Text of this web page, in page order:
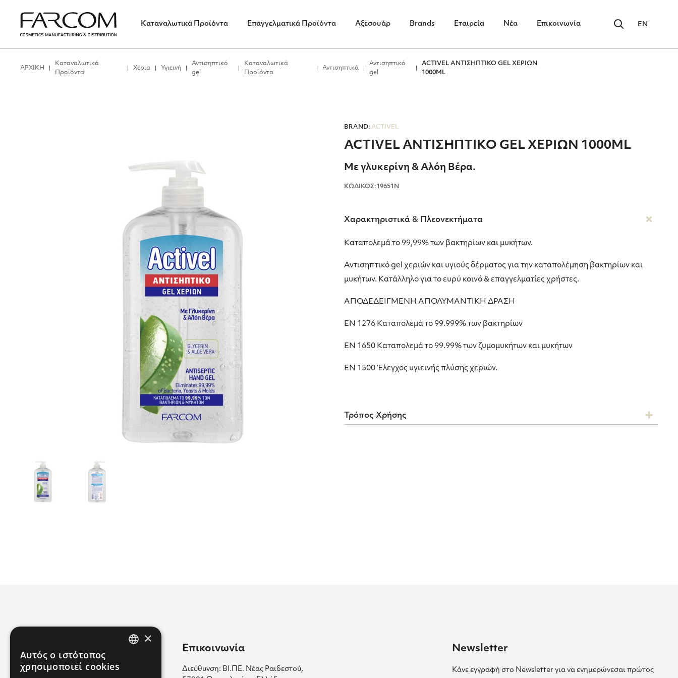
Καταναλωτικά Προϊόντα Επαγγελματικά Προϊόντα Αξεσουάρ Brands Εταιρεία Νέα Επικοινωνία EN
ΑΡΧΙΚΗ
Καταναλωτικά
Προϊόντα
Χέρια Υγιεινή
Αντισηπτικό
gel
Καταναλωτικά
Προϊόντα
Αντισηπτικά
Αντισηπτικό
gel
ACTIVEL ΑΝΤΙΣΗΠΤΙΚΟ GEL ΧΕΡΙΩΝ
1000ML
BRAND: ACTIVEL
ACTIVEL ΑΝΤΙΣΗΠΤΙΚΟ GEL ΧΕΡΙΩΝ 1000ML
Με γλυκερίνη & Αλόη Βέρα.
ΚΩΔΙΚΟΣ:19651Ν
Χαρακτηριστικά & Πλεονεκτήματα
Καταπολεμά το 99,99% των βακτηρίων και μυκήτων.
Αντισηπτικό gel χεριών και υγιούς δέρματος για την καταπολέμηση βακτηρίων και
μυκήτων. Κατάλληλο για το ευρύ κοινό & επαγγελματίες χρήστες.
ΑΠΟΔΕΔΕΙΓΜΕΝΗ ΑΠΟΛΥΜΑΝΤΙΚΗ ΔΡΑΣΗ
ΕΝ 1276 Καταπολεμά το 99.999% των βακτηρίων
ΕΝ 1650 Καταπολεμά το 99.99% των ζυμομυκήτων και μυκήτων
ΕΝ 1500 Έλεγχος υγιεινής πλύσης χεριών.
Τρόπος Χρήσης
Χρήσιμοι Σύνδεσμοι
Επικοινωνία
Επικοινωνία
Διεύθυνση: ΒΙ.ΠΕ. Νέας Ραιδεστού,
Newsletter
Κάνε εγγραφή στο Newsletter για να ενημερώνεσαι πρώτος
×
Αυτός ο ιστότοπος
χρησιμοποιεί cookies